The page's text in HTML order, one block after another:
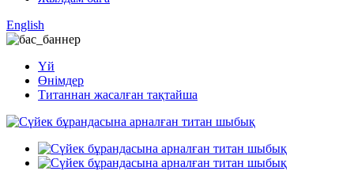
English
Үй
Өнімдер
Титаннан жасалған тақтайша